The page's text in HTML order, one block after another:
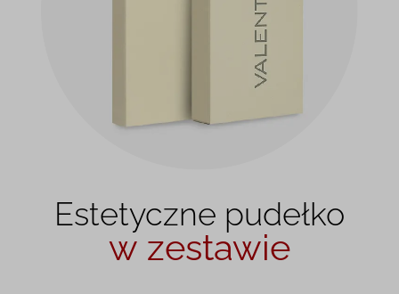
Estetyczne pudełko
w zestawie